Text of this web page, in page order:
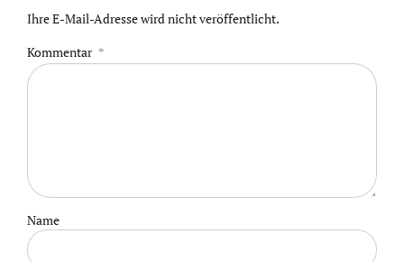
Ihre E-Mail-Adresse wird nicht veröffentlicht.
Kommentar *
Name